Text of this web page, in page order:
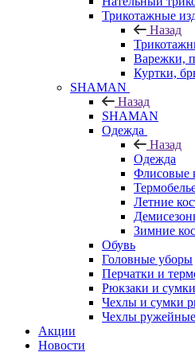
Трикотажные
Назад
Варежки,
Куртки,
SHAMAN
Назад
SHAMAN
Одежда
Назад
Одежда
Флисовые
Летние
Зимние
Обувь
Головные уборы
Перчатки и
Рюкзаки и сумки
Чехлы и сумки
Чехлы ружейные
Акции
Новости